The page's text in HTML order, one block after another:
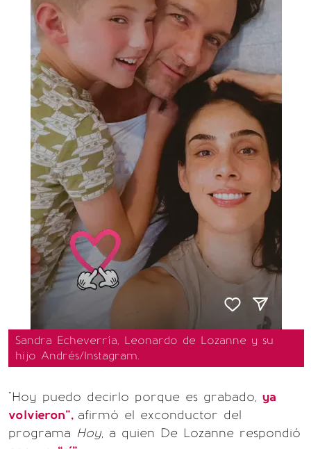
Sandra Echeverría, Leonardo de Lozanne y su
hijo Andrés/Instagram.
"Hoy puedo decirlo porque es grabado, ya
volvieron", afirmó el exconductor del
programa Hoy, a quien De Lozanne respondió